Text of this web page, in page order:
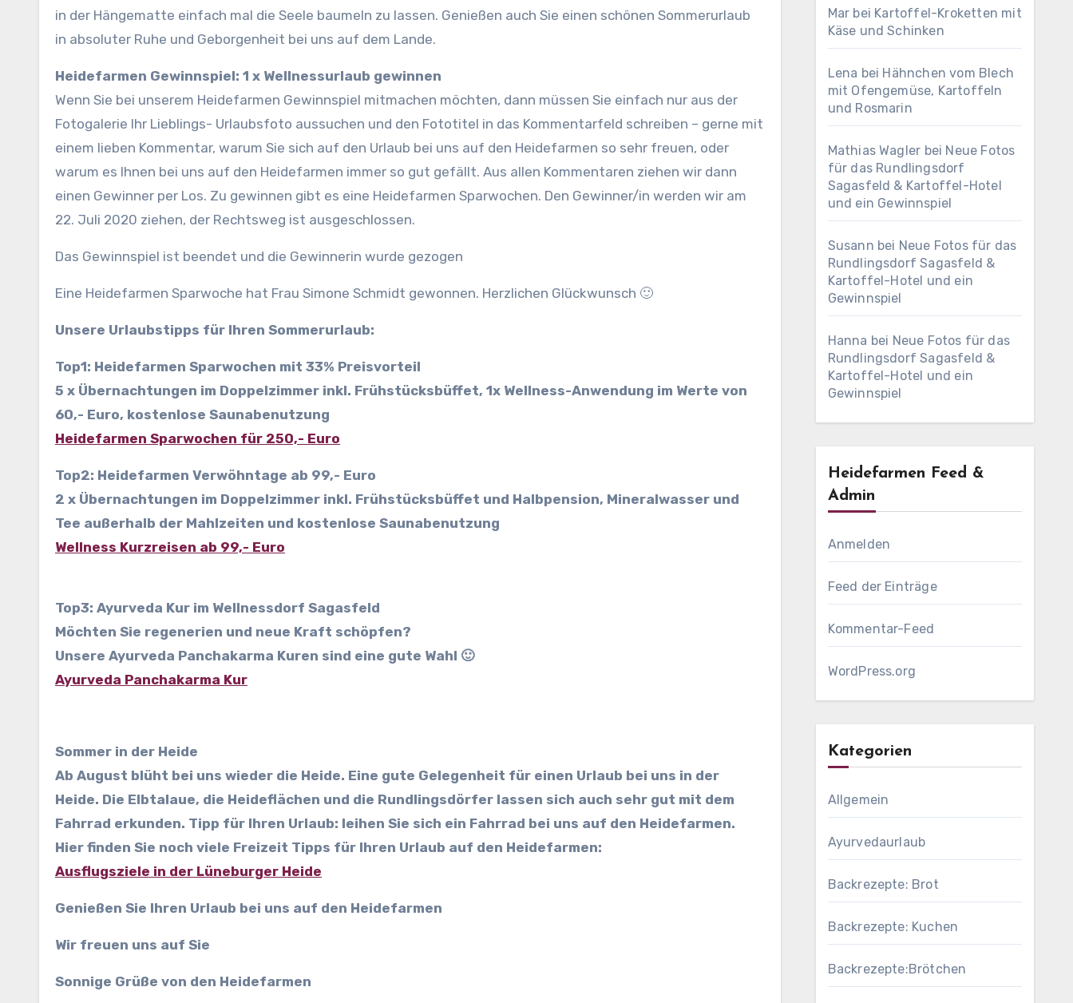
in der Hängematte einfach mal die Seele baumeln zu lassen. Genießen auch Sie einen schönen Sommerurlaub
in absoluter Ruhe und Geborgenheit bei uns auf dem Lande.
Heidefarmen Gewinnspiel: 1 x Wellnessurlaub gewinnen
Wenn Sie bei unserem Heidefarmen Gewinnspiel mitmachen möchten, dann müssen Sie einfach nur aus der
Fotogalerie Ihr Lieblings- Urlaubsfoto aussuchen und den Fototitel in das Kommentarfeld schreiben – gerne mit
einem lieben Kommentar, warum Sie sich auf den Urlaub bei uns auf den Heidefarmen so sehr freuen, oder
warum es Ihnen bei uns auf den Heidefarmen immer so gut gefällt. Aus allen Kommentaren ziehen wir dann
einen Gewinner per Los. Zu gewinnen gibt es eine Heidefarmen Sparwochen. Den Gewinner/in werden wir am
22. Juli 2020 ziehen, der Rechtsweg ist ausgeschlossen.
Das Gewinnspiel ist beendet und die Gewinnerin wurde gezogen
Eine Heidefarmen Sparwoche hat Frau Simone Schmidt gewonnen. Herzlichen Glückwunsch 🙂
Unsere Urlaubstipps für Ihren Sommerurlaub:
Top1: Heidefarmen Sparwochen mit 33% Preisvorteil
5 x Übernachtungen im Doppelzimmer inkl. Frühstücksbüffet, 1x Wellness-Anwendung im Werte von
60,- Euro, kostenlose Saunabenutzung
Heidefarmen Sparwochen für 250,- Euro
Top2: Heidefarmen Verwöhntage ab 99,- Euro
2 x Übernachtungen im Doppelzimmer inkl. Frühstücksbüffet und Halbpension, Mineralwasser und
Tee außerhalb der Mahlzeiten und kostenlose Saunabenutzung
Wellness Kurzreisen ab 99,- Euro
Top3: Ayurveda Kur im Wellnessdorf Sagasfeld
Möchten Sie regenerien und neue Kraft schöpfen?
Unsere Ayurveda Panchakarma Kuren sind eine gute Wahl 🙂
Ayurveda Panchakarma Kur
Sommer in der Heide
Ab August blüht bei uns wieder die Heide. Eine gute Gelegenheit für einen Urlaub bei uns in der
Heide. Die Elbtalaue, die Heideflächen und die Rundlingsdörfer lassen sich auch sehr gut mit dem
Fahrrad erkunden. Tipp für Ihren Urlaub: leihen Sie sich ein Fahrrad bei uns auf den Heidefarmen.
Hier finden Sie noch viele Freizeit Tipps für Ihren Urlaub auf den Heidefarmen:
Ausflugsziele in der Lüneburger Heide
Genießen Sie Ihren Urlaub bei uns auf den Heidefarmen
Wir freuen uns auf Sie
Sonnige Grüße von den Heidefarmen
Mar bei Kartoffel-Kroketten mit
Käse und Schinken
Lena bei Hähnchen vom Blech
mit Ofengemüse, Kartoffeln
und Rosmarin
Mathias Wagler bei Neue Fotos
für das Rundlingsdorf
Sagasfeld & Kartoffel-Hotel
und ein Gewinnspiel
Susann bei Neue Fotos für das
Rundlingsdorf Sagasfeld &
Kartoffel-Hotel und ein
Gewinnspiel
Hanna bei Neue Fotos für das
Rundlingsdorf Sagasfeld &
Kartoffel-Hotel und ein
Gewinnspiel
Heidefarmen Feed &
Admin
Anmelden
Feed der Einträge
Kommentar-Feed
WordPress.org
Kategorien
Allgemein
Ayurvedaurlaub
Backrezepte: Brot
Backrezepte: Kuchen
Backrezepte:Brötchen